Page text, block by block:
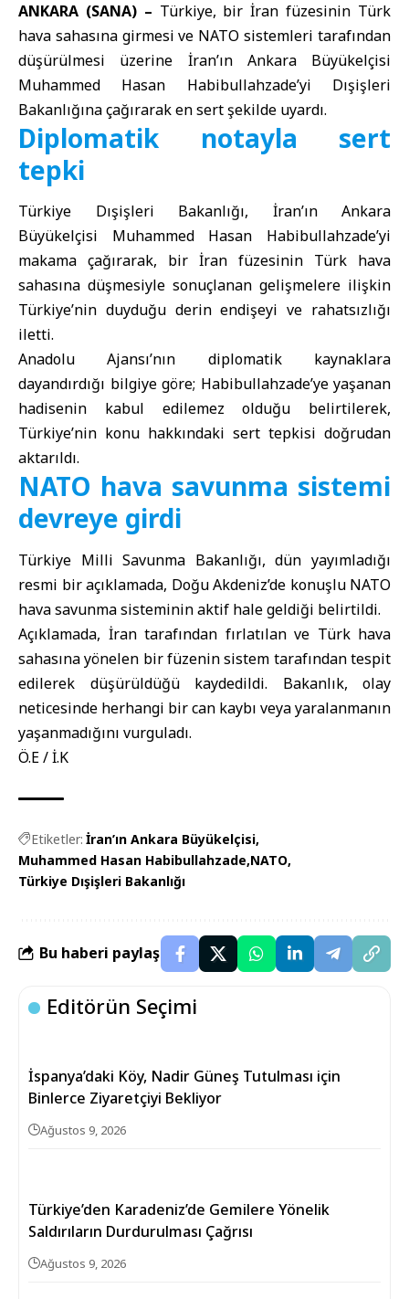
ANKARA (SANA) – Türkiye, bir İran füzesinin Türk
hava sahasına girmesi ve NATOsistemleri tarafından
düşürülmesi üzerine İran’ın Ankara Büyükelçisi
Muhammed Hasan Habibullahzade’yi Dışişleri
Bakanlığına çağırarak en sert şekilde uyardı.
Diplomatik notayla sert
tepki
Türkiye Dışişleri Bakanlığı, İran’ın Ankara
Büyükelçisi Muhammed Hasan Habibullahzade’yi
makama çağırarak, bir İran füzesinin Türk hava
sahasına düşmesiyle sonuçlanan gelişmelere ilişkin
Türkiye’nin duyduğu derin endişeyi ve rahatsızlığı
iletti.
Anadolu Ajansı’nın diplomatik kaynaklara
dayandırdığı bilgiye göre; Habibullahzade’ye yaşanan
hadisenin kabul edilemez olduğu belirtilerek,
Türkiye’nin konu hakkındaki sert tepkisi doğrudan
aktarıldı.
NATO hava savunma sistemi
devreye girdi
Türkiye Milli Savunma Bakanlığı, dün yayımladığı
resmi bir açıklamada, Doğu Akdeniz’de konuşlu NATO
hava savunma sisteminin aktif hale geldiği belirtildi.
Açıklamada, İran tarafından fırlatılan ve Türk hava
sahasına yönelen bir füzenin sistem tarafından tespit
edilerek düşürüldüğü kaydedildi. Bakanlık, olay
neticesinde herhangi bir can kaybı veya yaralanmanın
yaşanmadığını vurguladı.
Ö.E / İ.K
Etiketler: İran’ın Ankara Büyükelçisi
Muhammed Hasan Habibullahzade NATO
Türkiye Dışişleri Bakanlığı
Bu haberi paylaş
Editörün Seçimi
İspanya’daki Köy, Nadir Güneş Tutulması için
Binlerce Ziyaretçiyi Bekliyor
Ağustos 9, 2026
Türkiye’den Karadeniz’de Gemilere Yönelik
Saldırıların Durdurulması Çağrısı
Ağustos 9, 2026